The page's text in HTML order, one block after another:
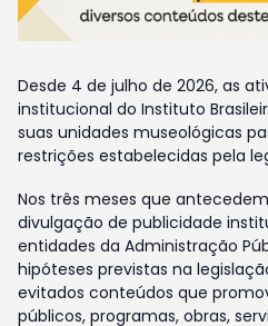
Desde 4 de julho de 2026, as
institucional do Instituto
suas unidades museológicas
restrições estabelecidas pela
Nos três meses que
divulgação de publicidade
entidades da Administração
hipóteses previstas na
evitados conteúdos que
públicos, programas, obras,